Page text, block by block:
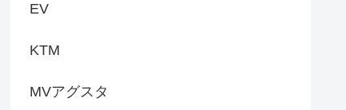
EV
KTM
MVアグスタ